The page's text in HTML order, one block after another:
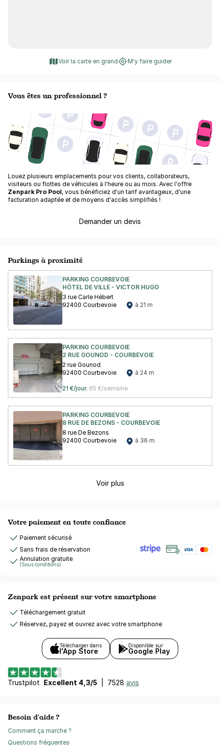
Voir la carte en grand M'y faire guider
Vous êtes un professionnel ?
Louez plusieurs emplacements pour vos clients, collaborateurs,
visiteurs ou flottes de véhicules à l'heure ou au mois. Avec l'offre
Zenpark Pro Pool, vous bénéficiez d'un tarif avantageux, d'une
facturation adaptée et de moyens d'accès simplifiés !
Demander un devis
Parkings à proximité
PARKING COURBEVOIE
HÔTEL DE VILLE - VICTOR HUGO
3 rue Carle Hébert
92400 Courbevoie
à 21 m
PARKING COURBEVOIE
2 RUE GOUNOD - COURBEVOIE
2 rue Gounod
92400 Courbevoie
à 24 m
21 €/jour, 65 €/semaine
PARKING COURBEVOIE
8 RUE DE BEZONS - COURBEVOIE
8 rue De Bezons
92400 Courbevoie
à 36 m
Voir plus
Votre paiement en toute confiance
Paiement sécurisé
Sans frais de réservation
Annulation gratuite
(Sous conditions)
Zenpark est présent sur votre smartphone
Téléchargement gratuit
Réservez, payez et ouvrez avec votre smartphone
Télécharger dans
l'App Store
Disponible sur
Google Play
Trustpilot Excellent 4,3/5 7528 avis
Besoin d'aide ?
Comment ça marche ?
Questions fréquentes